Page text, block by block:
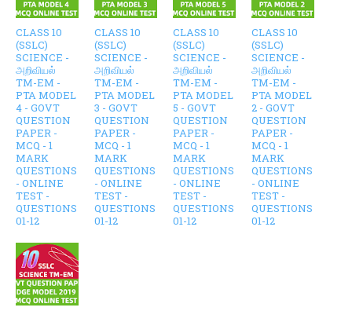
CLASS 10
(SSLC)
SCIENCE -
அறிவியல்
TM-EM -
PTA MODEL
4 - GOVT
QUESTION
PAPER -
MCQ - 1
MARK
QUESTIONS
- ONLINE
TEST -
QUESTIONS
01-12
CLASS 10
(SSLC)
SCIENCE -
அறிவியல்
TM-EM -
PTA MODEL
3 - GOVT
QUESTION
PAPER -
MCQ - 1
MARK
QUESTIONS
- ONLINE
TEST -
QUESTIONS
01-12
CLASS 10
(SSLC)
SCIENCE -
அறிவியல்
TM-EM -
PTA MODEL
5 - GOVT
QUESTION
PAPER -
MCQ - 1
MARK
QUESTIONS
- ONLINE
TEST -
QUESTIONS
01-12
CLASS 10
(SSLC)
SCIENCE -
அறிவியல்
TM-EM -
PTA MODEL
2 - GOVT
QUESTION
PAPER -
MCQ - 1
MARK
QUESTIONS
- ONLINE
TEST -
QUESTIONS
01-12